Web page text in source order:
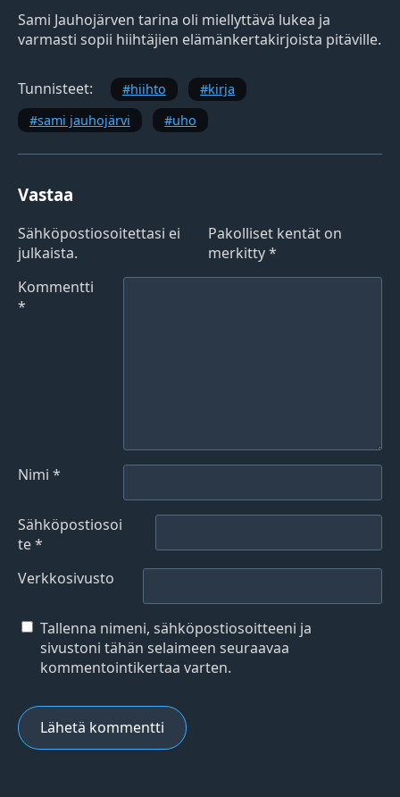
Sami Jauhojärven tarina oli miellyttävä lukea ja
varmasti sopii hiihtäjien elämänkertakirjoista pitäville.
Tunnisteet: hiihto
kirja
sami jauhojärvi
uho
Vastaa
Sähköpostiosoitettasi ei
julkaista.
Pakolliset kentät on
merkitty*
Kommentti
*
Nimi *
Sähköpostiosoi
te*
Verkkosivusto
Tallenna nimeni, sähköpostiosoitteeni ja
sivustoni tähän selaimeen seuraavaa
kommentointikertaa varten.